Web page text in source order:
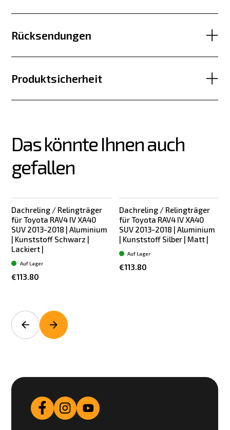
Rücksendungen
Produktsicherheit
Das könnte Ihnen auch
gefallen
Dachreling / Relingträger
für Toyota RAV4 IV XA40
SUV 2013-2018 | Aluminium
| Kunststoff Schwarz |
Lackiert |
€113.80
Auf Lager
Dachreling / Relingträger
für Toyota RAV4 IV XA40
SUV 2013-2018 | Aluminium
| Kunststoff Silber | Matt |
€113.80
Auf Lager